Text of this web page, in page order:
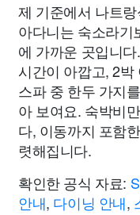
제 기준에서 나트
아다니는 숙소라기
에 가까운 곳입니
시간이 아깝고, 2
스파 중 한두 가지
아 보여요. 숙박비
다, 이동까지 포함
렷해집니다.
확인한 공식 자료:
안내, 다이닝 안내,